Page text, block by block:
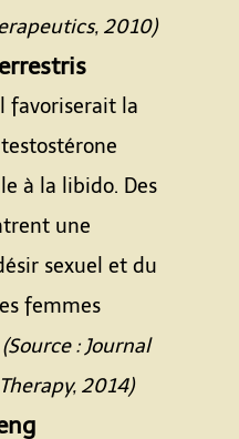
2010)
favoriserait la
à la libido. Des
une
sexuel et du
femmes
(Source : Journal
2014)